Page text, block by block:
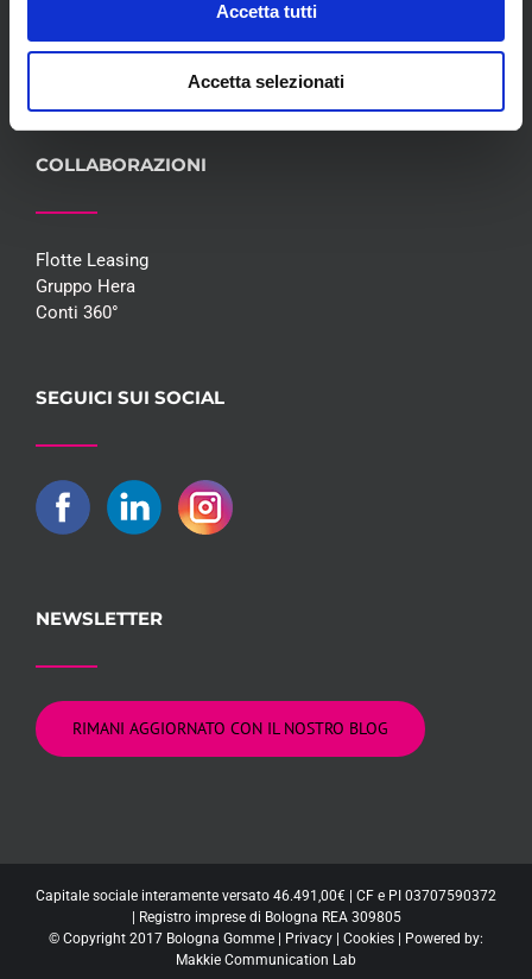
Accetta tutti
Accetta selezionati
Whisteblowing D.Lgs 24/2023
Promozioni
COLLABORAZIONI
Flotte Leasing
Gruppo Hera
Conti 360°
SEGUICI SUI SOCIAL
NEWSLETTER
RIMANI AGGIORNATO CON IL NOSTRO BLOG
Capitale sociale interamente versato 46.491,00€ | CF e PI 03707590372
| Registro imprese di Bologna REA 309805
© Copyright 2017 Bologna Gomme | Privacy | Cookies | Powered by:
Makkie Communication Lab